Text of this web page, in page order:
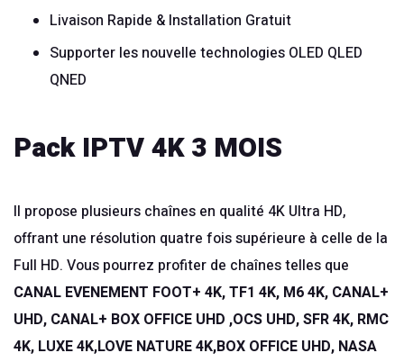
Livaison Rapide & Installation Gratuit
Supporter les nouvelle technologies OLED QLED
QNED
Pack IPTV 4K 3 MOIS
Il propose plusieurs chaînes en qualité 4K Ultra HD,
offrant une résolution quatre fois supérieure à celle de la
Full HD. Vous pourrez profiter de chaînes telles que
CANAL EVENEMENT FOOT+ 4K, TF1 4K, M6 4K, CANAL+
UHD, CANAL+ BOX OFFICE UHD ,OCS UHD, SFR 4K, RMC
4K, LUXE 4K,LOVE NATURE 4K,BOX OFFICE UHD, NASA